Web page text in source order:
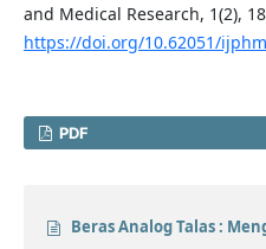
and Medical Research, 1(2),
https://doi.org/10.62051/
PDF
Beras Analog Talas :